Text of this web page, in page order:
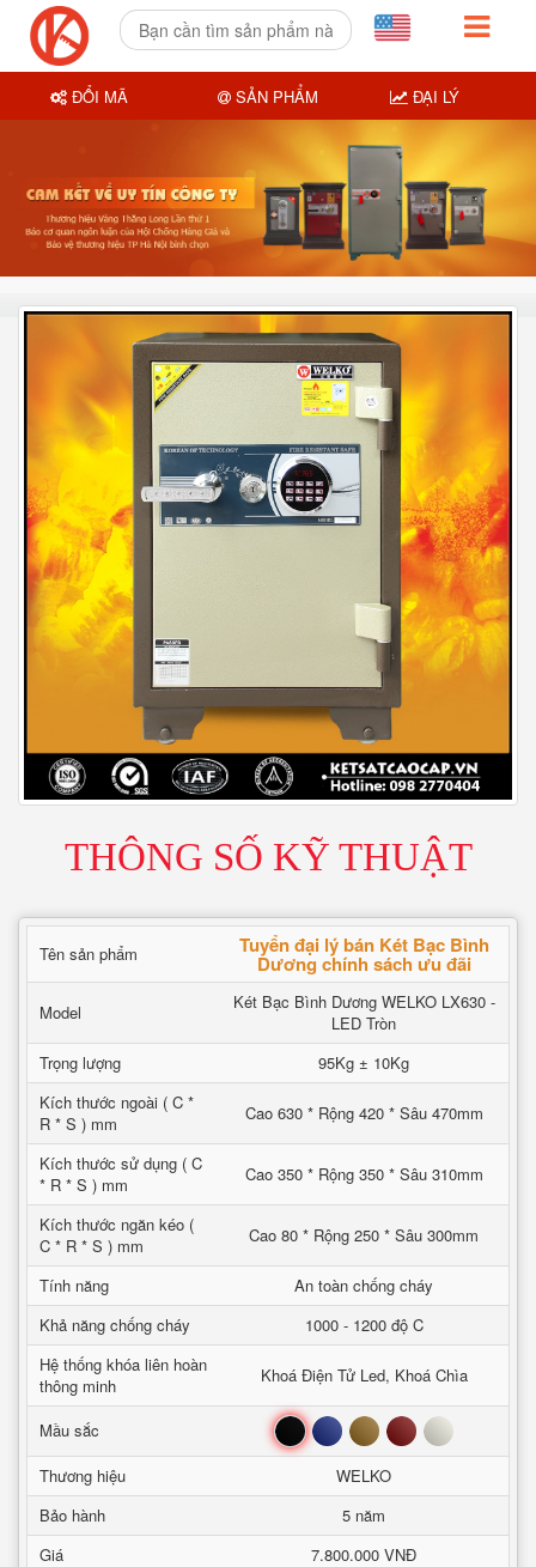
THÔNG SỐ KỸ THUẬT
Tên sản phẩm Tuyển đại lý bán Két Bạc Bình
Dương chính sách ưu đãi
Model
Két Bạc Bình Dương WELKO LX630 -
LED Tròn
Trọng lượng
95Kg ± 10Kg
Kích thước ngoài ( C *
R * S ) mm
Cao 630 * Rộng 420 * Sâu 470mm
Kích thước sử dụng ( C
* R * S ) mm
Cao 350 * Rộng 350 * Sâu 310mm
Kích thước ngăn kéo (
C * R * S ) mm
Cao 80 * Rộng 250 * Sâu 300mm
Tính năng
An toàn chống cháy
Khả năng chống cháy
1000 - 1200 độ C
Hệ thống khóa liên hoàn
thông minh
Khoá Điện Tử Led, Khoá Chìa
Mầu sắc Đen Xanh Nâu Đỏ Trắng
Thương hiệu
WELKO
Bảo hành
5 năm
Giá
7.800.000 VNĐ
ĐỔI MÃ SẢN PHẨM ĐẠI LÝ